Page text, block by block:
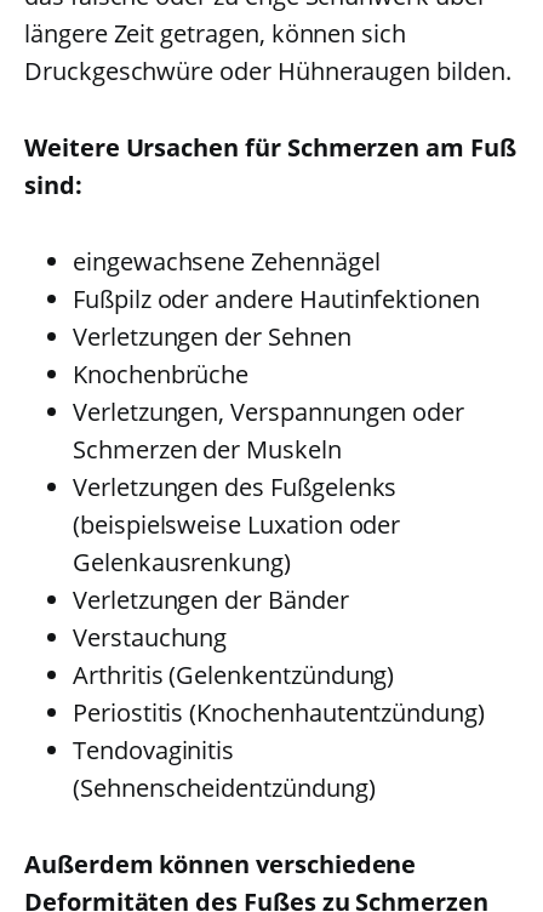
längere Zeit getragen, können sich
Druckgeschwüre oder Hühneraugen bilden.
Weitere Ursachen für Schmerzen am Fuß
sind:
eingewachsene Zehennägel
Fußpilz oder andere Hautinfektionen
Verletzungen der Sehnen
Knochenbrüche
Verletzungen, Verspannungen oder
Schmerzen der Muskeln
Verletzungen des Fußgelenks
(beispielsweise Luxation oder
Gelenkausrenkung)
Verletzungen der Bänder
Verstauchung
Arthritis (Gelenkentzündung)
Periostitis (Knochenhautentzündung)
Tendovaginitis
(Sehnenscheidentzündung)
Außerdem können verschiedene
Deformitäten des Fußes zu Schmerzen